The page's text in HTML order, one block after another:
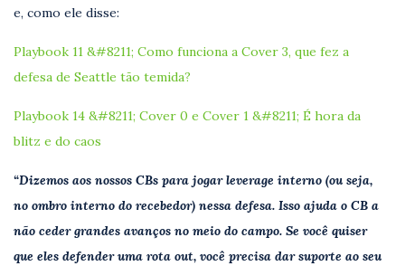
e, como ele disse:
Playbook 11 &#8211; Como funciona a Cover 3, que fez a
defesa de Seattle tão temida?
Playbook 14 &#8211; Cover 0 e Cover 1 &#8211; É hora da
blitz e do caos
“Dizemos aos nossos CBs para jogar leverage interno (ou seja,
no ombro interno do recebedor) nessa defesa. Isso ajuda o CB a
não ceder grandes avanços no meio do campo. Se você quiser
que eles defender uma rota out, você precisa dar suporte ao seu